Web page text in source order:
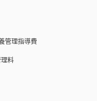
管理指導費
料